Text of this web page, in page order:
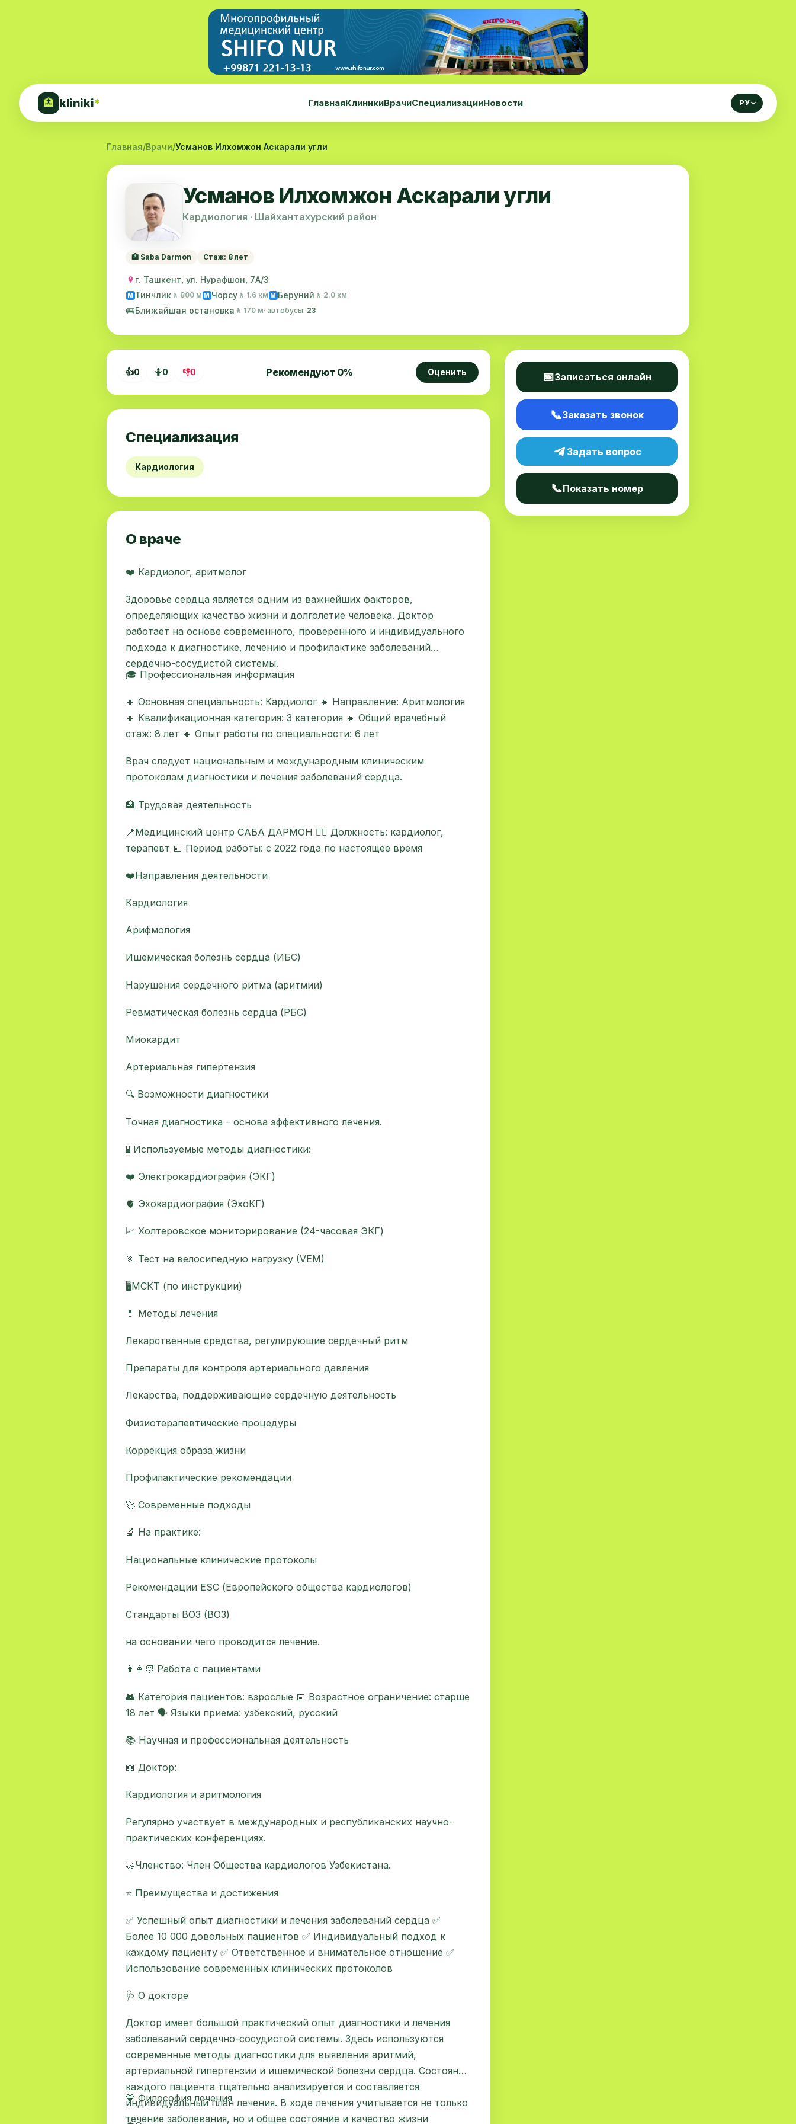
🏥 kliniki* ГлавнаяКлиникиВрачиСпециализацииНовости РУ
Главная/Врачи/Усманов Илхомжон Аскарали угли
Усманов Илхомжон Аскарали угли
Кардиология · Шайхантахурский район
🏥 Saba Darmon Стаж: 8 лет
г. Ташкент, ул. Нурафшон, 7А/3
M Тинчлик 🚶 800 м M Чорсу 🚶 1.6 км M Беруний 🚶 2.0 км
🚌Ближайшая остановка 🚶 170 м· автобусы: 23
👍0 🤷0 👎0 Рекомендуют 0% Оценить
Специализация
Кардиология
О враче
❤️ Кардиолог, аритмолог
Здоровье сердца является одним из важнейших факторов,
определяющих качество жизни и долголетие человека. Доктор
работает на основе современного, проверенного и индивидуального
подхода к диагностике, лечению и профилактике заболеваний
сердечно-сосудистой системы.
🎓 Профессиональная информация
🔹 Основная специальность: Кардиолог 🔹 Направление: Аритмология
🔹 Квалификационная категория: 3 категория 🔹 Общий врачебный
стаж: 8 лет 🔹 Опыт работы по специальности: 6 лет
Врач следует национальным и международным клиническим
протоколам диагностики и лечения заболеваний сердца.
🏥 Трудовая деятельность
📍Медицинский центр САБА ДАРМОН 👨‍⚕️ Должность: кардиолог,
терапевт 📅 Период работы: с 2022 года по настоящее время
❤️Направления деятельности
Кардиология
Арифмология
Ишемическая болезнь сердца (ИБС)
Нарушения сердечного ритма (аритмии)
Ревматическая болезнь сердца (РБС)
Миокардит
Артериальная гипертензия
🔍 Возможности диагностики
Точная диагностика – основа эффективного лечения.
🧪 Используемые методы диагностики:
❤️ Электрокардиография (ЭКГ)
🫀 Эхокардиография (ЭхоКГ)
📈 Холтеровское мониторирование (24-часовая ЭКГ)
🏃 Тест на велосипедную нагрузку (VEM)
🖥МСКТ (по инструкции)
💊 Методы лечения
Лекарственные средства, регулирующие сердечный ритм
Препараты для контроля артериального давления
Лекарства, поддерживающие сердечную деятельность
Физиотерапевтические процедуры
Коррекция образа жизни
Профилактические рекомендации
🚀 Современные подходы
🔬 На практике:
Национальные клинические протоколы
Рекомендации ESC (Европейского общества кардиологов)
Стандарты ВОЗ (ВОЗ)
на основании чего проводится лечение.
👨‍👩‍🧑 Работа с пациентами
👥 Категория пациентов: взрослые 📅 Возрастное ограничение: старше
18 лет 🗣 Языки приема: узбекский, русский
📚 Научная и профессиональная деятельность
📖 Доктор:
Кардиология и аритмология
Регулярно участвует в международных и республиканских научно-
практических конференциях.
🤝Членство: Член Общества кардиологов Узбекистана.
⭐ Преимущества и достижения
✅ Успешный опыт диагностики и лечения заболеваний сердца ✅
Более 10 000 довольных пациентов ✅ Индивидуальный подход к
каждому пациенту ✅ Ответственное и внимательное отношение ✅
Использование современных клинических протоколов
🩺 О докторе
Доктор имеет большой практический опыт диагностики и лечения
заболеваний сердечно-сосудистой системы. Здесь используются
современные методы диагностики для выявления аритмий,
артериальной гипертензии и ишемической болезни сердца. Состояние
каждого пациента тщательно анализируется и составляется
индивидуальный план лечения. В ходе лечения учитывается не только
течение заболевания, но и общее состояние и качество жизни
💙 Философия лечения
📅Записаться онлайн
📞Заказать звонок
Задать вопрос
📞Показать номер